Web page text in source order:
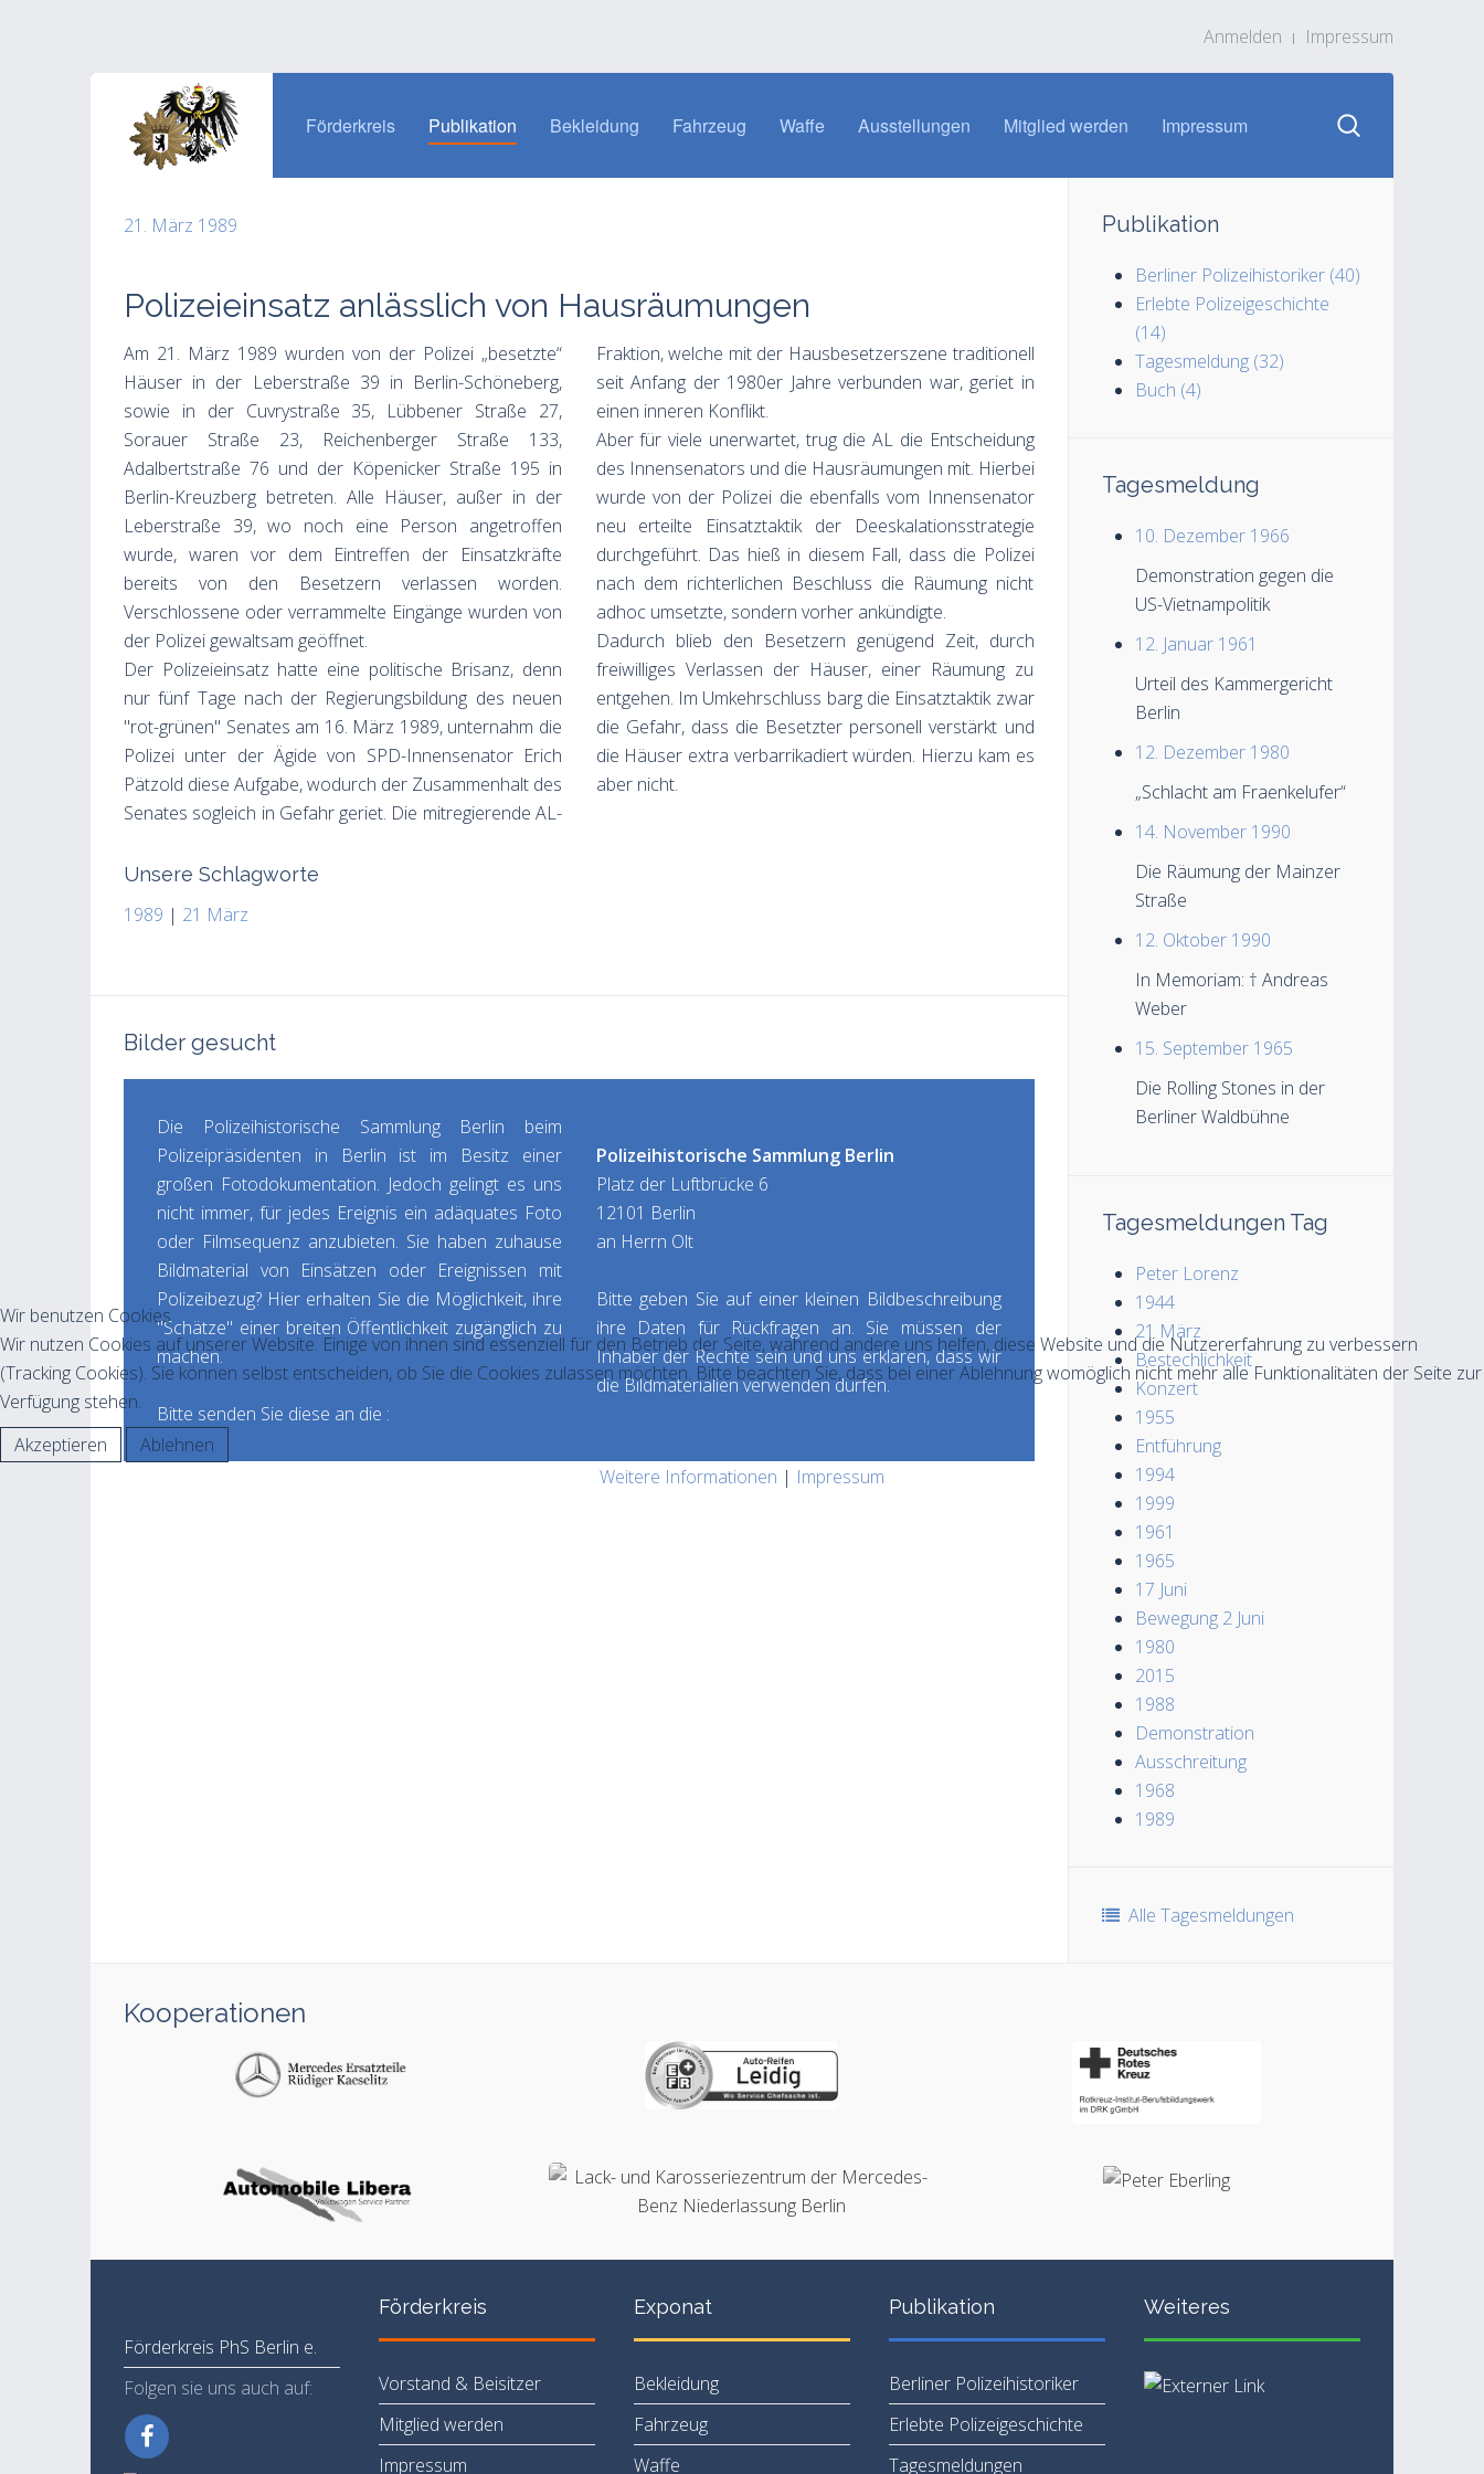
Anmelden Impressum
Förderkreis Publikation Bekleidung Fahrzeug Waffe Ausstellungen Mitglied werden Impressum
21. März 1989
Polizeieinsatz anlässlich von Hausräumungen
Am 21. März 1989 wurden von der Polizei „besetzte“
Häuser in der Leberstraße 39 in Berlin-Schöneberg,
sowie in der Cuvrystraße 35, Lübbener Straße 27,
Sorauer Straße 23, Reichenberger Straße 133,
Adalbertstraße 76 und der Köpenicker Straße 195 in
Berlin-Kreuzberg betreten. Alle Häuser, außer in der
Leberstraße 39, wo noch eine Person angetroffen
wurde, waren vor dem Eintreffen der Einsatzkräfte
bereits von den Besetzern verlassen worden.
Verschlossene oder verrammelte Eingänge wurden von
der Polizei gewaltsam geöffnet.
Der Polizeieinsatz hatte eine politische Brisanz, denn
nur fünf Tage nach der Regierungsbildung des neuen
"rot-grünen" Senates am 16. März 1989, unternahm die
Polizei unter der Ägide von SPD-Innensenator Erich
Pätzold diese Aufgabe, wodurch der Zusammenhalt des
Senates sogleich in Gefahr geriet. Die mitregierende AL-
Fraktion, welche mit der Hausbesetzerszene traditionell
seit Anfang der 1980er Jahre verbunden war, geriet in
einen inneren Konflikt.
Aber für viele unerwartet, trug die AL die Entscheidung
des Innensenators und die Hausräumungen mit. Hierbei
wurde von der Polizei die ebenfalls vom Innensenator
neu erteilte Einsatztaktik der Deeskalationsstrategie
durchgeführt. Das hieß in diesem Fall, dass die Polizei
nach dem richterlichen Beschluss die Räumung nicht
adhoc umsetzte, sondern vorher ankündigte.
Dadurch blieb den Besetzern genügend Zeit, durch
freiwilliges Verlassen der Häuser, einer Räumung zu
entgehen. Im Umkehrschluss barg die Einsatztaktik zwar
die Gefahr, dass die Besetzter personell verstärkt und
die Häuser extra verbarrikadiert würden. Hierzu kam es
aber nicht.
Unsere Schlagworte
1989 | 21 März
Bilder gesucht
Die Polizeihistorische Sammlung Berlin beim
Polizeipräsidenten in Berlin ist im Besitz einer
großen Fotodokumentation. Jedoch gelingt es uns
nicht immer, für jedes Ereignis ein adäquates Foto
oder Filmsequenz anzubieten. Sie haben zuhause
Bildmaterial von Einsätzen oder Ereignissen mit
Polizeibezug? Hier erhalten Sie die Möglichkeit, ihre
"Schätze" einer breiten Öffentlichkeit zugänglich zu
machen.
Bitte senden Sie diese an die :
Polizeihistorische Sammlung Berlin
Platz der Luftbrücke 6
12101 Berlin
an Herrn Olt
Bitte geben Sie auf einer kleinen Bildbeschreibung
ihre Daten für Rückfragen an. Sie müssen der
Inhaber der Rechte sein und uns erklären, dass wir
die Bildmaterialien verwenden dürfen.
Publikation
Berliner Polizeihistoriker (40)
Erlebte Polizeigeschichte
(14)
Tagesmeldung (32)
Buch (4)
Tagesmeldung
10. Dezember 1966
Demonstration gegen die
US-Vietnampolitik
12. Januar 1961
Urteil des Kammergericht
Berlin
12. Dezember 1980
„Schlacht am Fraenkelufer“
14. November 1990
Die Räumung der Mainzer
Straße
12. Oktober 1990
In Memoriam: † Andreas
Weber
15. September 1965
Die Rolling Stones in der
Berliner Waldbühne
Tagesmeldungen Tag
Peter Lorenz
1944
21 März
Bestechlichkeit
Konzert
1955
Entführung
1994
1999
1961
1965
17 Juni
Bewegung 2 Juni
1980
2015
1988
Demonstration
Ausschreitung
1968
1989
Alle Tagesmeldungen
Kooperationen
Förderkreis PhS Berlin e.
Folgen sie uns auch auf:
Förderkreis
Vorstand & Beisitzer
Mitglied werden
Impressum
Exponat
Bekleidung
Fahrzeug
Waffe
Publikation
Berliner Polizeihistoriker
Erlebte Polizeigeschichte
Tagesmeldungen
Weiteres
Wir benutzen Cookies
Wir nutzen Cookies auf unserer Website. Einige von ihnen sind essenziell für den Betrieb der Seite, während andere uns helfen, diese Website und die Nutzererfahrung zu verbessern
(Tracking Cookies). Sie können selbst entscheiden, ob Sie die Cookies zulassen möchten. Bitte beachten Sie, dass bei einer Ablehnung womöglich nicht mehr alle Funktionalitäten der Seite zur
Verfügung stehen.
Akzeptieren
Ablehnen
Weitere Informationen | Impressum